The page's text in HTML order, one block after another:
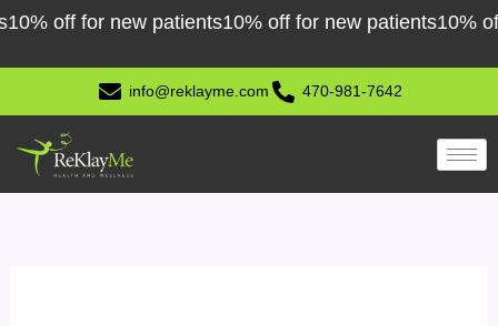
Skip
content
off for new patients10% off for new patients10% off
info@reklayme.com 470-981-7642